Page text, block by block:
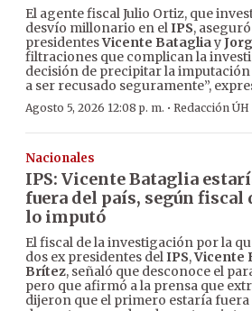
El agente fiscal Julio Ortiz, que
desvío millonario en elIPS,
presidentesVicente Batagliay
filtraciones que complican la
decisión de precipitar la imputación
a ser recusado seguramente”,
Agosto 5, 2026 12:08 p. m. · Redacción ÚH
Nacionales
IPS: Vicente Bataglia
fuera del país, según fiscal
lo imputó
El fiscal de la investigación por la
dos ex presidentes delIPS,Vicente
Brítez, señaló que desconoce el
pero que afirmó a la prensa que
dijeron que el primero estaría fuera